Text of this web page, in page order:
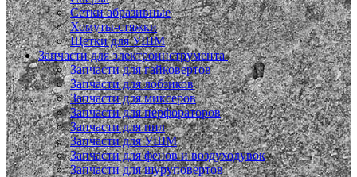
Сетки абразивные
Хомуты-стяжки
Щетки для УШМ
Запчасти для электроинструмента
Запчасти для гайковертов
Запчасти для лобзиков
Запчасти для миксеров
Запчасти для перфораторов
Запчасти для пил
Запчасти для УШМ
Запчасти для фенов и воздуходувок
Запчасти для шуруповертов